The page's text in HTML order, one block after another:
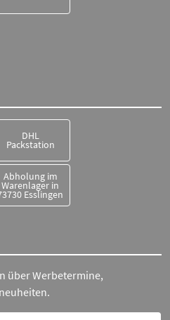
DHL
Packstation
Abholung im
Warenlager in
Esslingen
über Werbetermine,